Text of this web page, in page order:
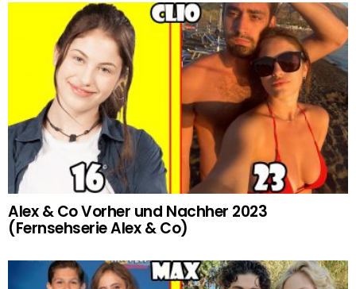
Alex & Co Vorher und Nachher 2023
(Fernsehserie Alex & Co)